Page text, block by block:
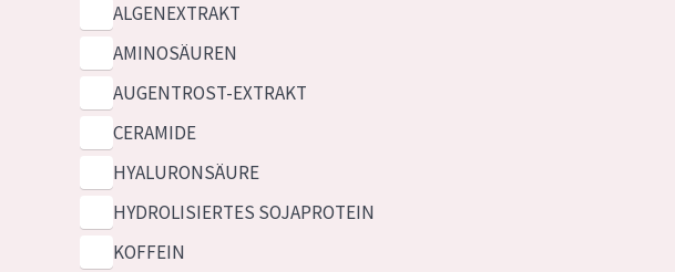
ALGENEXTRAKT
AMINOSÄUREN
AUGENTROST-EXTRAKT
CERAMIDE
HYALURONSÄURE
HYDROLISIERTES SOJAPROTEIN
KOFFEIN